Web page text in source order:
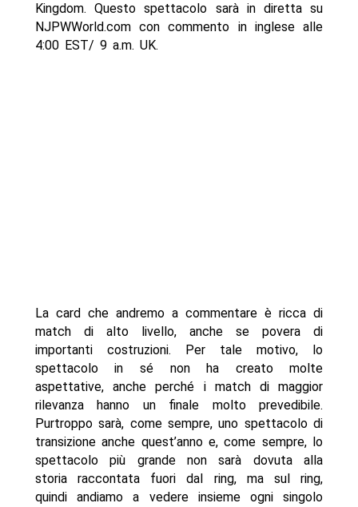
Kingdom. Questo spettacolo sarà in diretta su
NJPWWorld.com con commento in inglese alle
4:00 EST/ 9 a.m. UK.
La card che andremo a commentare è ricca di
match di alto livello, anche se povera di
importanti costruzioni. Per tale motivo, lo
spettacolo in sé non ha creato molte
aspettative, anche perché i match di maggior
rilevanza hanno un finale molto prevedibile.
Purtroppo sarà, come sempre, uno spettacolo di
transizione anche quest’anno e, come sempre, lo
spettacolo più grande non sarà dovuta alla
storia raccontata fuori dal ring, ma sul ring,
quindi andiamo a vedere insieme ogni singolo